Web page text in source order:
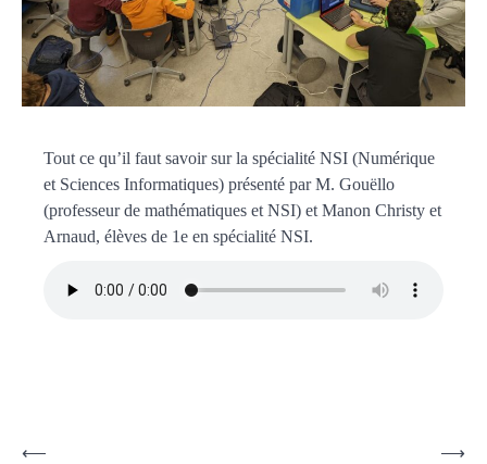
Tout ce qu’il faut savoir sur la spécialité NSI (Numérique
et Sciences Informatiques) présenté par M. Gouëllo
(professeur de mathématiques et NSI) et Manon Christy et
Arnaud, élèves de 1e en spécialité NSI.
⟵
⟶